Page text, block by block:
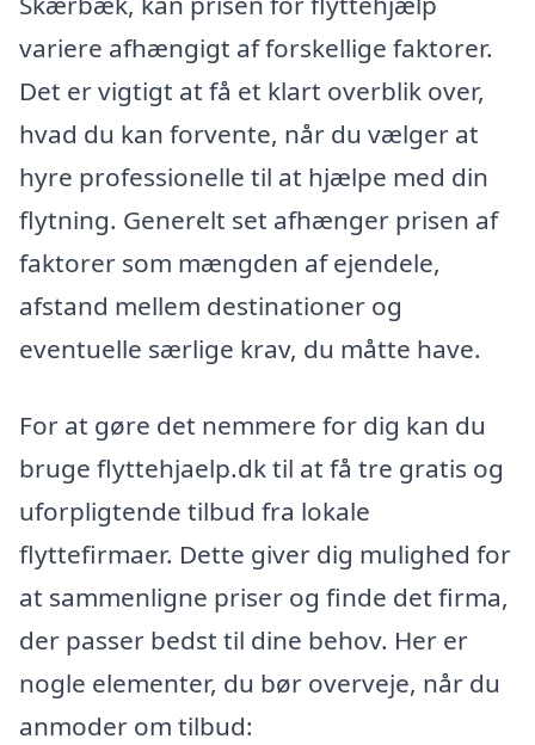
variere afhængigt af forskellige faktorer.
Det er vigtigt at få et klart overblik over,
hvad du kan forvente, når du vælger at
hyre professionelle til at hjælpe med din
flytning. Generelt set afhænger prisen af
faktorer som mængden af ejendele,
afstand mellem destinationer og
eventuelle særlige krav, du måtte have.
For at gøre det nemmere for dig kan du
bruge flyttehjaelp.dk til at få tre gratis og
uforpligtende tilbud fra lokale
flyttefirmaer. Dette giver dig mulighed for
at sammenligne priser og finde det firma,
der passer bedst til dine behov. Her er
nogle elementer, du bør overveje, når du
anmoder om tilbud: